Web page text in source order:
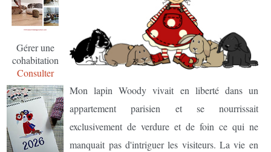
Gérer une
cohabitation
Consulter
Mon lapin Woody vivait en liberté dans un
appartement parisien et se nourrissait
exclusivement de verdure et de foin ce qui ne
manquait pas d'intriguer les visiteurs. La vie en